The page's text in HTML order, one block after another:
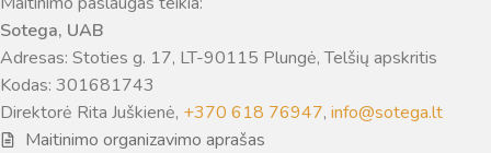
Sotega, UAB
Adresas: Stoties g. 17, LT-90115 Plungė, Telšių apskritis
Kodas: 301681743
Direktorė Rita Juškienė, +370 618 76947, info@sotega.lt
Maitinimo organizavimo aprašas
Virtualus asistentas E. Balsio gimnazijos DI